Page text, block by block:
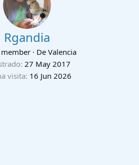
Rgandia
· De Valencia
27 May 2017
visita 16 Jun 2026